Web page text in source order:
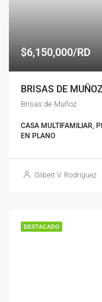
$6,150,000/RD
BRISAS DE MUÑOZ
Brisas de Muñoz
CASA MULTIFAMILIAR,
EN PLANO
Gilbert V. Rodriguez
DESTACADO